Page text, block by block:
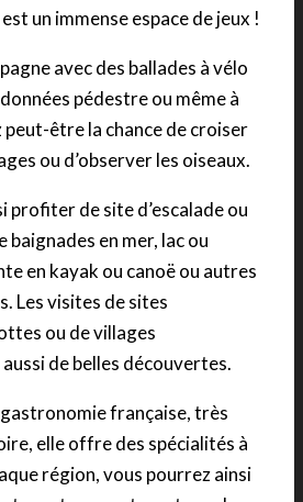
un immense espace de jeux !
avec des ballades à vélo
pédestre ou même à
peut-être la chance de croiser
ou d’observer les oiseaux.
profiter de site d’escalade ou
baignades en mer, lac ou
en kayak ou canoë ou autres
Les visites de sites
ou de villages
de belles découvertes.
gastronomie française, très
elle offre des spécialités à
région, vous pourrez ainsi